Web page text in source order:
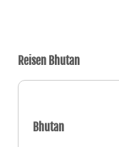
Reisen Bhutan
Bhutan